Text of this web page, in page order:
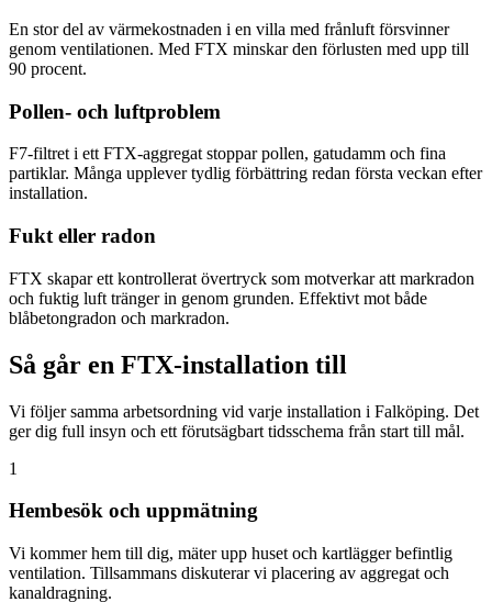
En stor del av värmekostnaden i en villa med frånluft försvinner
genom ventilationen. Med FTX minskar den förlusten med upp till
90 procent.
Pollen- och luftproblem
F7-filtret i ett FTX-aggregat stoppar pollen, gatudamm och fina
partiklar. Många upplever tydlig förbättring redan första veckan efter
installation.
Fukt eller radon
FTX skapar ett kontrollerat övertryck som motverkar att markradon
och fuktig luft tränger in genom grunden. Effektivt mot både
blåbetongradon och markradon.
Så går en FTX-installation till
Vi följer samma arbetsordning vid varje installation i Falköping. Det
ger dig full insyn och ett förutsägbart tidsschema från start till mål.
1
Hembesök och uppmätning
Vi kommer hem till dig, mäter upp huset och kartlägger befintlig
ventilation. Tillsammans diskuterar vi placering av aggregat och
kanaldragning.